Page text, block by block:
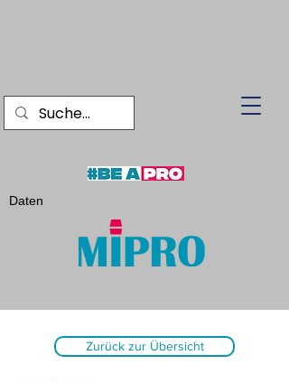
Daten
Zurück zur Übersicht